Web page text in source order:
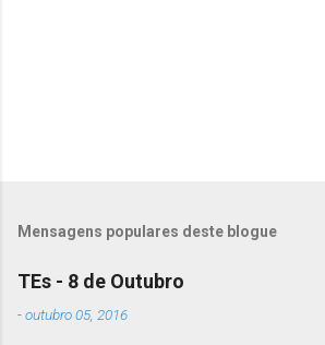
Mensagens populares deste blogue
TEs - 8 de Outubro
-outubro 05, 2016